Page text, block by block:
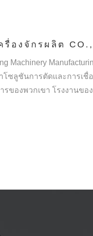
รื่องจักรผลิต CO.,
Machinery
ซลูชันการตัดและการเชื่
ของพวกเขา โรงงานขอ
and Cutting ได้รับร